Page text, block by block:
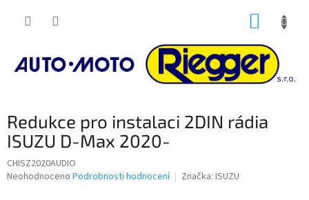
Redukce pro instalaci 2DIN rádia
ISUZU D-Max 2020-
CHISZ2020AUDIO
Průměrné
Neohodnoceno Podrobnosti hodnocení Značka: ISUZU